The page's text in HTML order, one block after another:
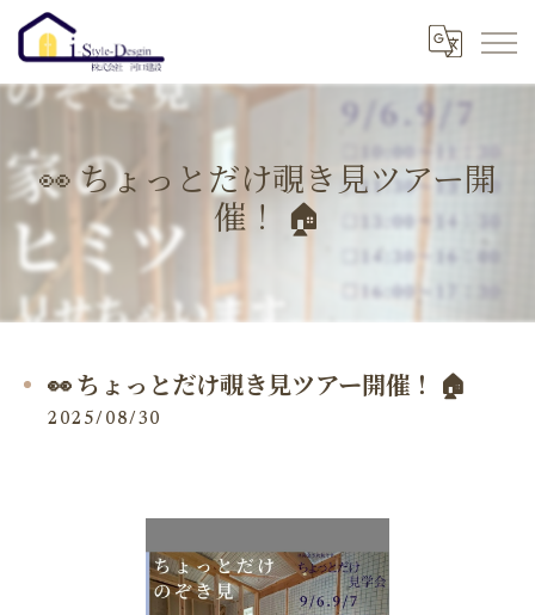
👀 ちょっとだけ覗き見ツアー開
催！ 🏠
👀 ちょっとだけ覗き見ツアー開催！ 🏠
2025/08/30